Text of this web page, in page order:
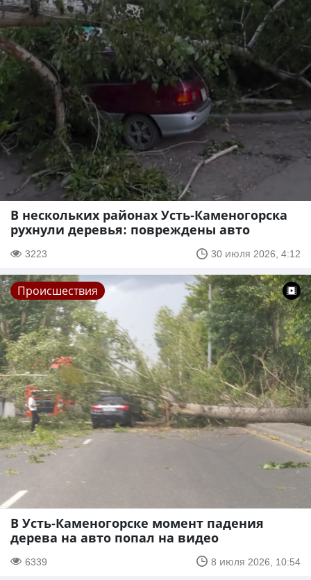
В нескольких районах Усть-Каменогорска
рухнули деревья: повреждены авто
3223 30 июля 2026, 4:12
Происшествия
В Усть-Каменогорске момент падения
дерева на авто попал на видео
6339 8 июля 2026, 10:54